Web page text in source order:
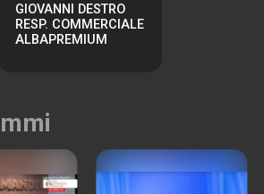
GIOVANNI DESTRO
RESP. COMMERCIALE
ALBAPREMIUM